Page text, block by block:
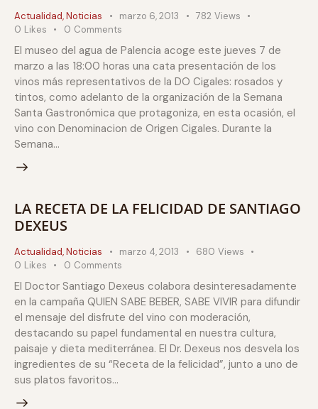
Actualidad,Noticias marzo 6, 2013 782 Views
0 Likes 0 Comments
El museo del agua de Palencia acoge este jueves 7 de
marzo a las 18:00 horas una cata presentación de los
vinos más representativos de la DO Cigales: rosados y
tintos, como adelanto de la organización de la Semana
Santa Gastronómica que protagoniza, en esta ocasión, el
vino con Denominacion de Origen Cigales. Durante la
Semana…
LA RECETA DE LA FELICIDAD DE SANTIAGO
DEXEUS
Actualidad,Noticias marzo 4, 2013 680 Views
0 Likes 0 Comments
El Doctor Santiago Dexeus colabora desinteresadamente
en la campaña QUIEN SABE BEBER, SABE VIVIR para difundir
el mensaje del disfrute del vino con moderación,
destacando su papel fundamental en nuestra cultura,
paisaje y dieta mediterránea. El Dr. Dexeus nos desvela los
ingredientes de su “Receta de la felicidad”, junto a uno de
sus platos favoritos…